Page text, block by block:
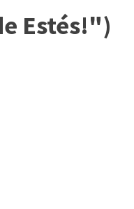
Estés!")